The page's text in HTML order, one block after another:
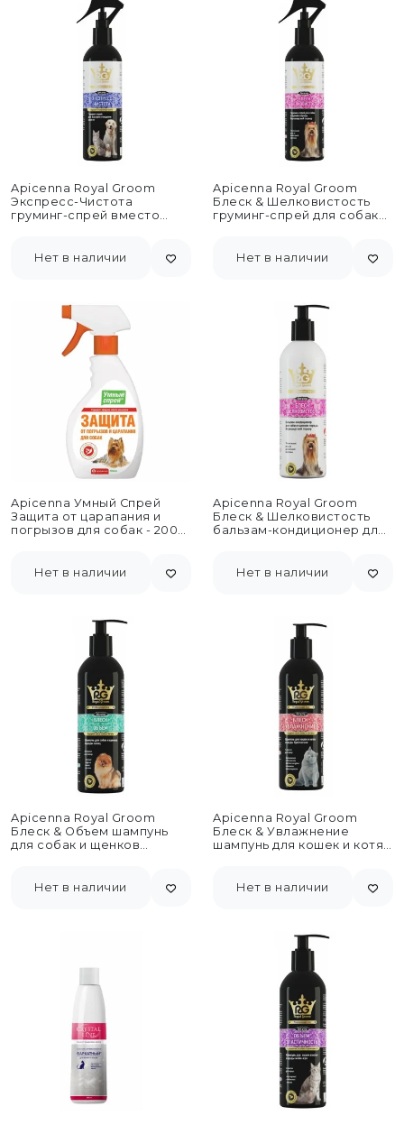
Apicenna Royal Groom
Экспресс-Чистота
груминг-спрей вместо
Нет в наличии
Apicenna Royal Groom
Блеск & Шелковистость
груминг-спрей для собак
Нет в наличии
Apicenna Умный Спрей
Защита от царапания и
погрызов для собак - 200
Нет в наличии
Apicenna Royal Groom
Блеск & Шелковистость
бальзам-кондиционер для
200...Нет в наличии
Apicenna Royal Groom
Блеск & Объем шампунь
для собак и щенков
Нет в наличии
Apicenna Royal Groom
Блеск & Увлажнение
шампунь для кошек и котят
Нет в наличии